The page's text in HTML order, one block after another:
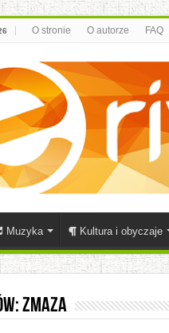
O stronie O autorze FAQ
Muzyka Kultura i obyczaje
Zmaza